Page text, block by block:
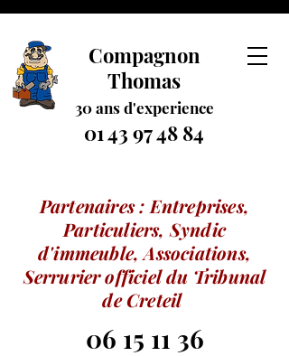
Compagnon
Thomas
30 ansd'experience
01 43 97 48 84
Partenaires : Entreprises,
Particuliers, Syndic
d'immeuble, Associations,
Serrurier officiel du Tribunal
de Creteil
06 15 11 36